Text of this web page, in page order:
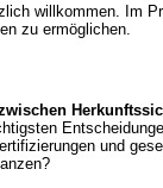
willkommen. Im
zu ermöglichen.
und